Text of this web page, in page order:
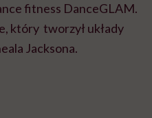
fitness DanceGLAM.
który tworzył układy
Jacksona.